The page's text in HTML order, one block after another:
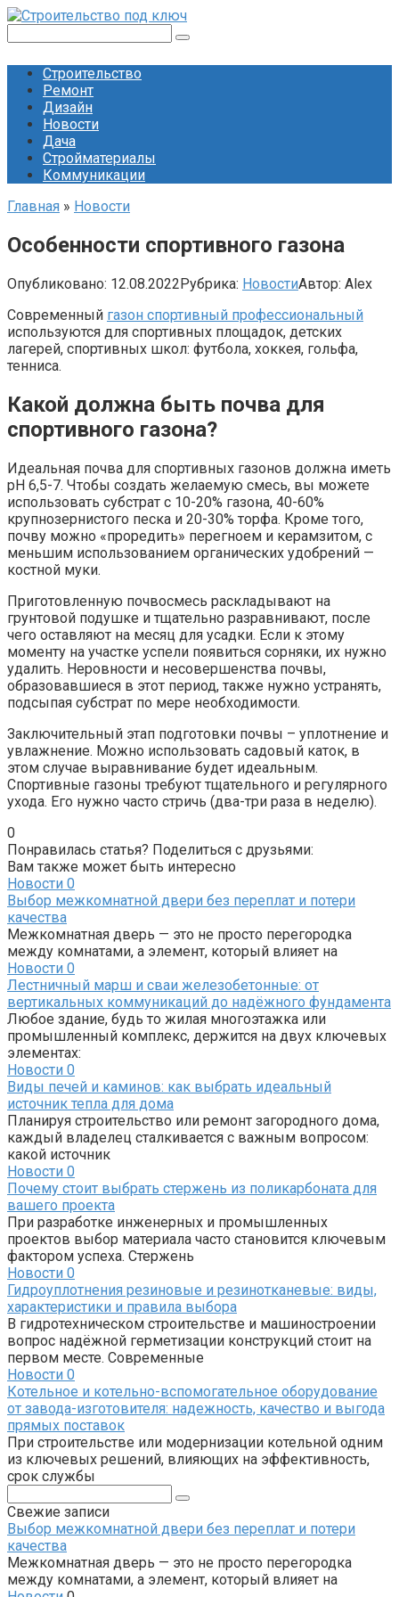
Перейти
контенту
Строительство
Ремонт
Дизайн
Новости
Дача
Стройматериалы
Коммуникации
Главная » Новости
Особенности спортивного газона
Опубликовано: 12.08.2022Рубрика: НовостиАвтор: Alex
Современный газон спортивный профессиональный
используются для спортивных площадок, детских
лагерей, спортивных школ: футбола, хоккея, гольфа,
тенниса.
Какой должна быть почва для
спортивного газона?
Идеальная почва для спортивных газонов должна иметь
рН 6,5-7. Чтобы создать желаемую смесь, вы можете
использовать субстрат с 10-20% газона, 40-60%
крупнозернистого песка и 20-30% торфа. Кроме того,
почву можно «проредить» перегноем и керамзитом, с
меньшим использованием органических удобрений —
костной муки.
Приготовленную почвосмесь раскладывают на
грунтовой подушке и тщательно разравнивают, после
чего оставляют на месяц для усадки. Если к этому
моменту на участке успели появиться сорняки, их нужно
удалить. Неровности и несовершенства почвы,
образовавшиеся в этот период, также нужно устранять,
подсыпая субстрат по мере необходимости.
Заключительный этап подготовки почвы – уплотнение и
увлажнение. Можно использовать садовый каток, в
этом случае выравнивание будет идеальным.
Спортивные газоны требуют тщательного и регулярного
ухода. Его нужно часто стричь (два-три раза в неделю).
0
Понравилась статья? Поделиться с друзьями:
Вам также может быть интересно
Новости 0
Выбор межкомнатной двери без переплат и потери
качества
Межкомнатная дверь — это не просто перегородка
между комнатами, а элемент, который влияет на
Новости 0
Лестничный марш и сваи железобетонные: от
вертикальных коммуникаций до надёжного фундамента
Любое здание, будь то жилая многоэтажка или
промышленный комплекс, держится на двух ключевых
элементах:
Новости 0
Виды печей и каминов: как выбрать идеальный
источник тепла для дома
Планируя строительство или ремонт загородного дома,
каждый владелец сталкивается с важным вопросом:
какой источник
Новости 0
Почему стоит выбрать стержень из поликарбоната для
вашего проекта
При разработке инженерных и промышленных
проектов выбор материала часто становится ключевым
фактором успеха. Стержень
Новости 0
Гидроуплотнения резиновые и резинотканевые: виды,
характеристики и правила выбора
В гидротехническом строительстве и машиностроении
вопрос надёжной герметизации конструкций стоит на
первом месте. Современные
Новости 0
Котельное и котельно-вспомогательное оборудование
от завода-изготовителя: надежность, качество и выгода
прямых поставок
При строительстве или модернизации котельной одним
из ключевых решений, влияющих на эффективность,
срок службы
Свежие записи
Выбор межкомнатной двери без переплат и потери
качества
Межкомнатная дверь — это не просто перегородка
между комнатами, а элемент, который влияет на